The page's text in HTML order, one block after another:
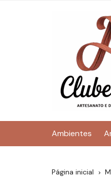
Ambientes
Página inicial